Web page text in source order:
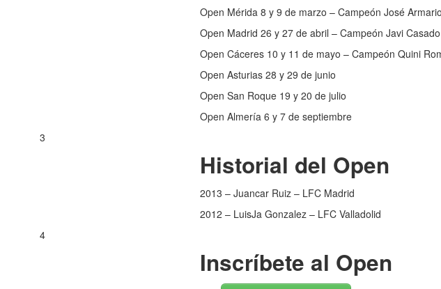
Open Mérida 8 y 9 de marzo – Campeón José Armario
Open Madrid 26 y 27 de abril – Campeón Javi Casado
Open Cáceres 10 y 11 de mayo – Campeón Quini
Open Asturias 28 y 29 de junio
Open San Roque 19 y 20 de julio
Open Almería 6 y 7 de septiembre
3
Historial del Open
2013 – Juancar Ruiz – LFC Madrid
2012 – LuisJa Gonzalez – LFC Valladolid
4
Inscríbete al Open